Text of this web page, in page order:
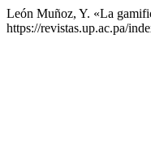
León Muñoz, Y. «La
https://revistas.up.ac.pa/